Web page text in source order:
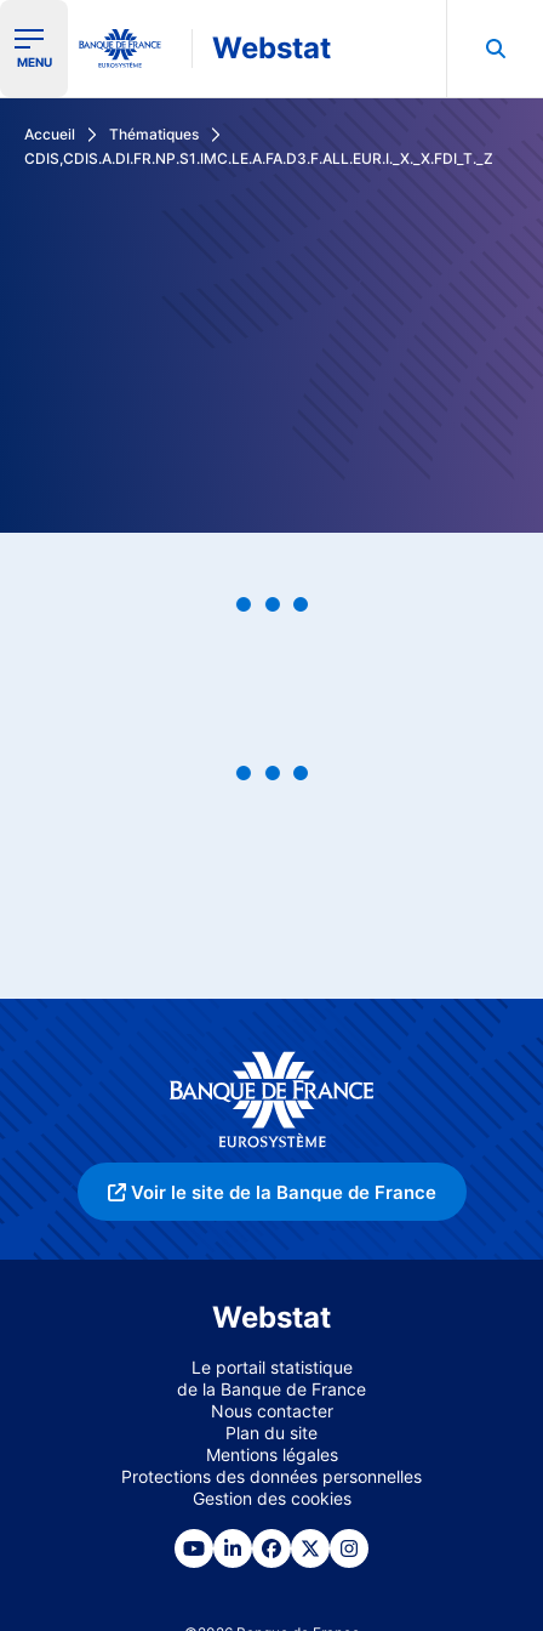
Ouvrir le menu de navigation
MENU Webstat
Accueil
Thématiques
CDIS,CDIS.A.DI.FR.NP.S1.IMC.LE.A.FA.D3.F.ALL.EUR.I._X._X.FDI_T._Z
Voir le site de la Banque de France
Webstat
Le portail statistique
de la Banque de France
Nous contacter
Plan du site
Mentions légales
Protections des données personnelles
Gestion des cookies